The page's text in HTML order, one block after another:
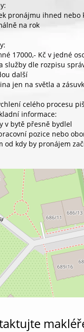
pronájmu ihned nebo
na rok
17000,- Kč v jedné
služby dle rozpisu
další
jen na světla a
celého procesu
informace:
v bytě přesně bydlel
pozice nebo
od kdy by pronájem